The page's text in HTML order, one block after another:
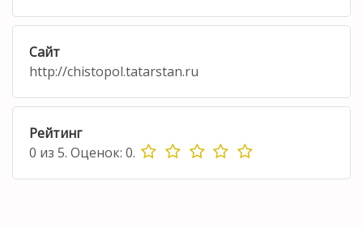
Сайт
http://chistopol.tatarstan.ru
Рейтинг
0 из 5. Оценок: 0.